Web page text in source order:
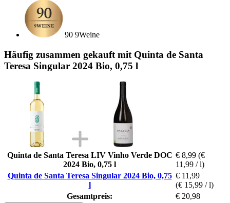
90 9Weine
Häufig zusammen gekauft mit Quinta de Santa
Teresa Singular 2024 Bio, 0,75 l
Quinta de Santa Teresa LIV Vinho Verde DOC
2024 Bio, 0,75 l
€ 8,99 (€
11,99 / l)
Quinta de Santa Teresa Singular 2024 Bio, 0,75
l
€ 11,99
(€ 15,99 / l)
Gesamtpreis:
€ 20,98